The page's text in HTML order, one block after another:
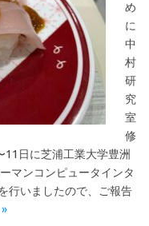
め
に
中
村
研
究
室
修
日に芝浦工業大学豊洲
マンコンピュータインタ
行いましたので、ご報告